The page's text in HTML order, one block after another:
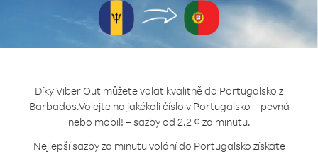
Díky Viber Out můžete volat kvalitně do Portugalsko z
Barbados.Volejte na jakékoli číslo v Portugalsko – pevná
nebo mobil! – sazby od 2.2 ¢ za minutu.
Nejlepší sazby za minutu volání do Portugalsko získáte